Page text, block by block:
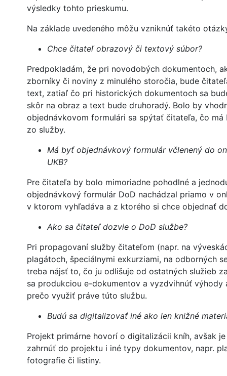
výsledky tohto prieskumu.
Na základe uvedeného môžu vzniknúť takéto
Chce čitateľ obrazový či textový súbor?
Predpokladám, že pri novodobých dokumentoch,
zborníky či noviny z minulého storočia, bude
text, zatiaľ čo pri historických dokumentoch sa
skôr na obraz a text bude druhoradý. Bolo by
objednávkovom formulári sa spýtať čitateľa, čo
zo služby.
Má byť objednávkový formulár včlenený do
UKB?
Pre čitateľa by bolo mimoriadne pohodlné a
objednávkový formulár DoD nachádzal priamo v
v ktorom vyhľadáva a z ktorého si chce objednať
Ako sa čitateľ dozvie o DoD službe?
Pri propagovaní služby čitateľom (napr. na
plagátoch, špeciálnymi exkurziami, na odborných
treba nájsť to, čo ju odlišuje od ostatných služieb
sa produkciou e-dokumentov a vyzdvihnúť výhody
prečo využiť práve túto službu.
Budú sa digitalizovať iné ako len knižné
Projekt primárne hovorí o digitalizácii kníh, avšak
zahrnúť do projektu i iné typy dokumentov, napr.
fotografie či listiny.